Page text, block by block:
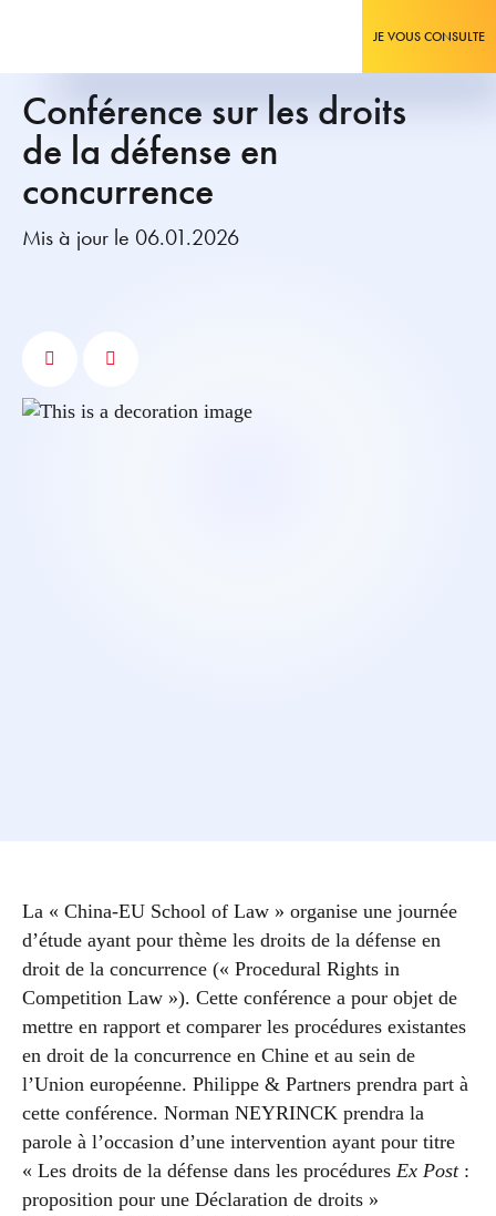
JE VOUS CONSULTE
Conférence sur les droits
de la défense en
concurrence
Mis à jour le 06.01.2026
La « China-EU School of Law » organise une journée
d’étude ayant pour thème les droits de la défense en
droit de la concurrence (« Procedural Rights in
Competition Law »). Cette conférence a pour objet de
mettre en rapport et comparer les procédures existantes
en droit de la concurrence en Chine et au sein de
l’Union européenne. Philippe & Partners prendra part à
cette conférence. Norman NEYRINCK prendra la
parole à l’occasion d’une intervention ayant pour titre
« Les droits de la défense dans les procédures Ex Post:
proposition pour une Déclaration de droits »